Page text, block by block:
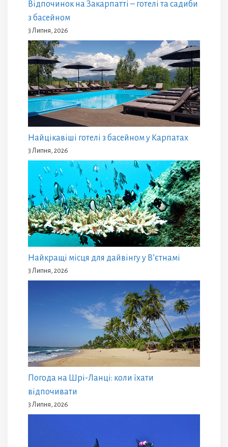
Відпочинок на Закарпатті – готелі та садиби
з басейном
3 Липня, 2026
Найцікавіші готелі з басейном у Карпатах
3 Липня, 2026
Найкращі місця для дайвінгу у В’єтнамі
3 Липня, 2026
Погода на Шрі-Ланці: коли їхати
відпочивати
3 Липня, 2026